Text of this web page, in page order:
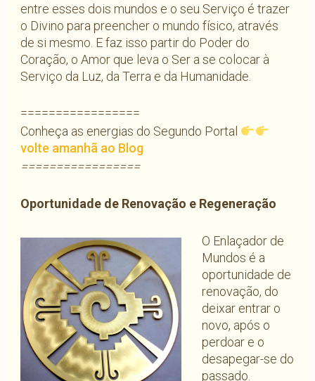
entre esses dois mundos e o seu Serviço é trazer
o Divino para preencher o mundo físico, através
de si mesmo. E faz isso partir do Poder do
Coração, o Amor que leva o Ser a se colocar à
Serviço da Luz, da Terra e da Humanidade.
=================
Conheça as energias do Segundo Portal
volte amanhã ao Blog
=================
Oportunidade de Renovação e Regeneração
O Enlaçador de
Mundos é a
oportunidade de
renovação, do
deixar entrar o
novo, após o
perdoar e o
desapegar-se do
passado.